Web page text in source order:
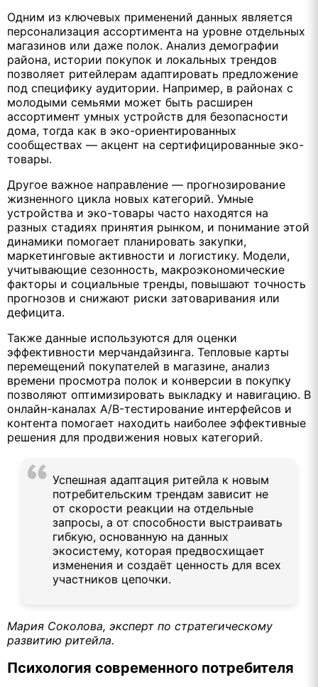
Одним из ключевых применений данных является
персонализация ассортимента на уровне отдельных
магазинов или даже полок. Анализ демографии
района, истории покупок и локальных трендов
позволяет ритейлерам адаптировать предложение
под специфику аудитории. Например, в районах с
молодыми семьями может быть расширен
ассортимент умных устройств для безопасности
дома, тогда как в эко-ориентированных
сообществах — акцент на сертифицированные эко-
товары.
Другое важное направление — прогнозирование
жизненного цикла новых категорий. Умные
устройства и эко-товары часто находятся на
разных стадиях принятия рынком, и понимание этой
динамики помогает планировать закупки,
маркетинговые активности и логистику. Модели,
учитывающие сезонность, макроэкономические
факторы и социальные тренды, повышают точность
прогнозов и снижают риски затоваривания или
дефицита.
Также данные используются для оценки
эффективности мерчандайзинга. Тепловые карты
перемещений покупателей в магазине, анализ
времени просмотра полок и конверсии в покупку
позволяют оптимизировать выкладку и навигацию. В
онлайн-каналах A/B-тестирование интерфейсов и
контента помогает находить наиболее эффективные
решения для продвижения новых категорий.
Успешная адаптация ритейла к новым
потребительским трендам зависит не
от скорости реакции на отдельные
запросы, а от способности выстраивать
гибкую, основанную на данных
экосистему, которая предвосхищает
изменения и создаёт ценность для всех
участников цепочки.
Мария Соколова, эксперт по стратегическому
развитию ритейла.
Психология современного потребителя